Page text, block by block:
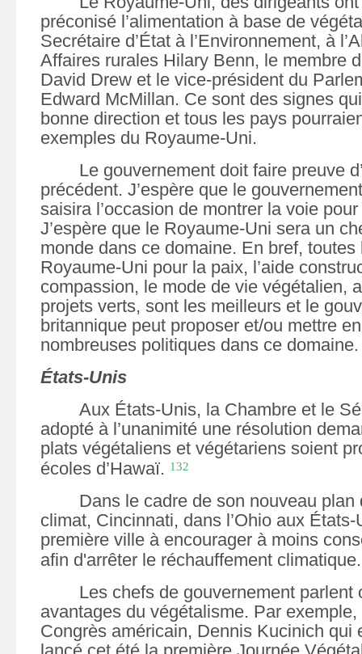
préconisé l’alimentation à base de
Secrétaire d’État à l’Environnement, à
Affaires rurales Hilary Benn, le membre
David Drew et le vice-président du
Edward McMillan. Ce sont des signes
bonne direction et tous les pays
exemples du Royaume-Uni.
Le gouvernement doit faire preuve
précédent. J’espère que le
saisira l’occasion de montrer la voie
J’espèreque le Royaume-Uni sera un
monde dans ce domaine. En bref, toutes
Royaume-Uni pour la paix, l’aide
compassion, le mode de vie végétalien,
projets verts, sont les meilleurs et le
britannique peut proposer et/ou mettre
nombreuses politiques dans ce domaine.
États-Unis
Aux États-Unis, la Chambre et le
adopté à l’unanimité une résolution
plats végétaliens et végétariens soient
écoles d’Hawaï. 132
Dans le cadre de son nouveau plan
climat, Cincinnati, dans l’Ohio aux
première ville à encourager à moins
afin d'arrêter le réchauffement climatique.
Les chefs de gouvernement parlent
avantages du végétalisme. Par
Congrès américain, Dennis Kucinich qui